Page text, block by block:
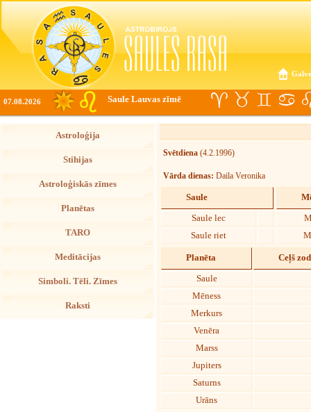
07.08.2026 Saule Lauvas zīmē
Astroloģija
Stihijas
Astroloģiskās zīmes
Planētas
TARO
Meditācijas
Simboli. Tēli. Zīmes
Raksti
Svētdiena (4.2.1996)
Vārda dienas: Daila Veronika
Saule
Saule lec
Saule riet
Planēta Ceļš
Saule
Mēness
Merkurs
Venēra
Marss
Jupiters
Saturns
Urāns